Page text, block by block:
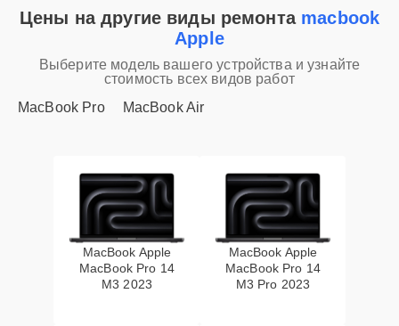
Цены на другие виды ремонта macbook
Apple
Выберите модель вашего устройства и узнайте
стоимость всех видов работ
MacBook Pro
MacBook Air
MacBook Apple
MacBook Pro 14
M3 2023
MacBook Apple
MacBook Pro 14
M3 Pro 2023